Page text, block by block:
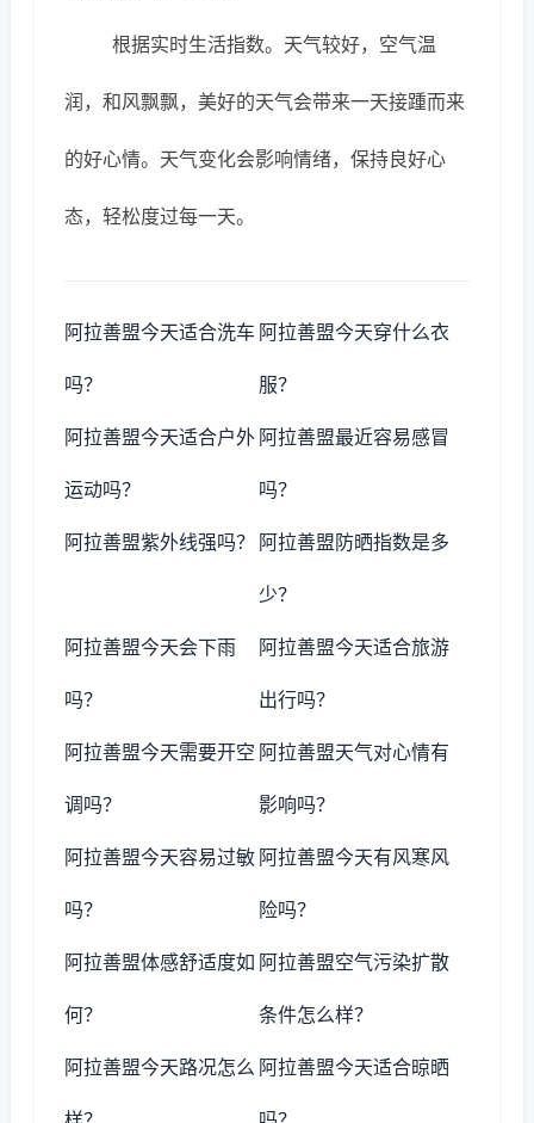
根据实时生活指数。天气较好，空气温
润，和风飘飘，美好的天气会带来一天接踵而来
的好心情。天气变化会影响情绪，保持良好心
态，轻松度过每一天。
阿拉善盟今天适合洗车
吗？
阿拉善盟今天穿什么衣
服？
阿拉善盟今天适合户外
运动吗？
阿拉善盟最近容易感冒
吗？
阿拉善盟紫外线强吗？ 阿拉善盟防晒指数是多
少？
阿拉善盟今天会下雨
吗？
阿拉善盟今天适合旅游
出行吗？
阿拉善盟今天需要开空
调吗？
阿拉善盟天气对心情有
影响吗？
阿拉善盟今天容易过敏
吗？
阿拉善盟今天有风寒风
险吗？
阿拉善盟体感舒适度如
何？
阿拉善盟空气污染扩散
条件怎么样？
阿拉善盟今天路况怎么 阿拉善盟今天适合晾晒